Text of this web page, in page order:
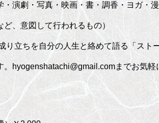
写真・映画・書・調香・ヨガ・漫
図して行われるもの）
ちを自分の人生と絡めて語る「スト
までお気軽